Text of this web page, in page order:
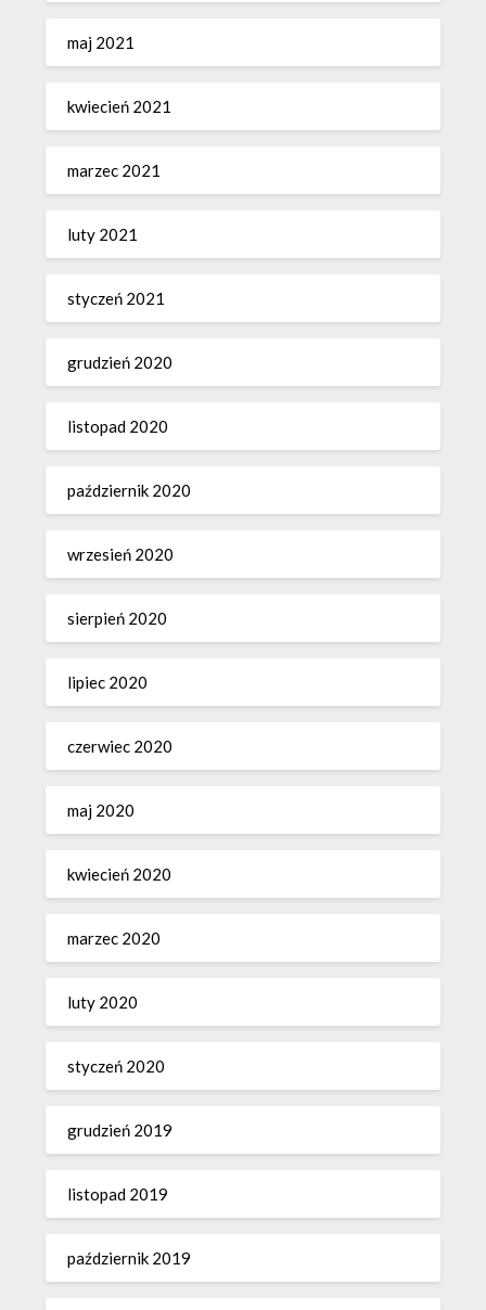
maj 2021
kwiecień 2021
marzec 2021
luty 2021
styczeń 2021
grudzień 2020
listopad 2020
październik 2020
wrzesień 2020
sierpień 2020
lipiec 2020
czerwiec 2020
maj 2020
kwiecień 2020
marzec 2020
luty 2020
styczeń 2020
grudzień 2019
listopad 2019
październik 2019